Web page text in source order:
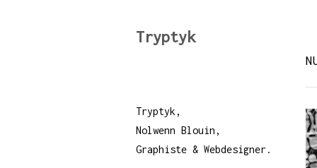
Tryptyk
Tryptyk,
Nolwenn Blouin,
Graphiste & Webdesigner.